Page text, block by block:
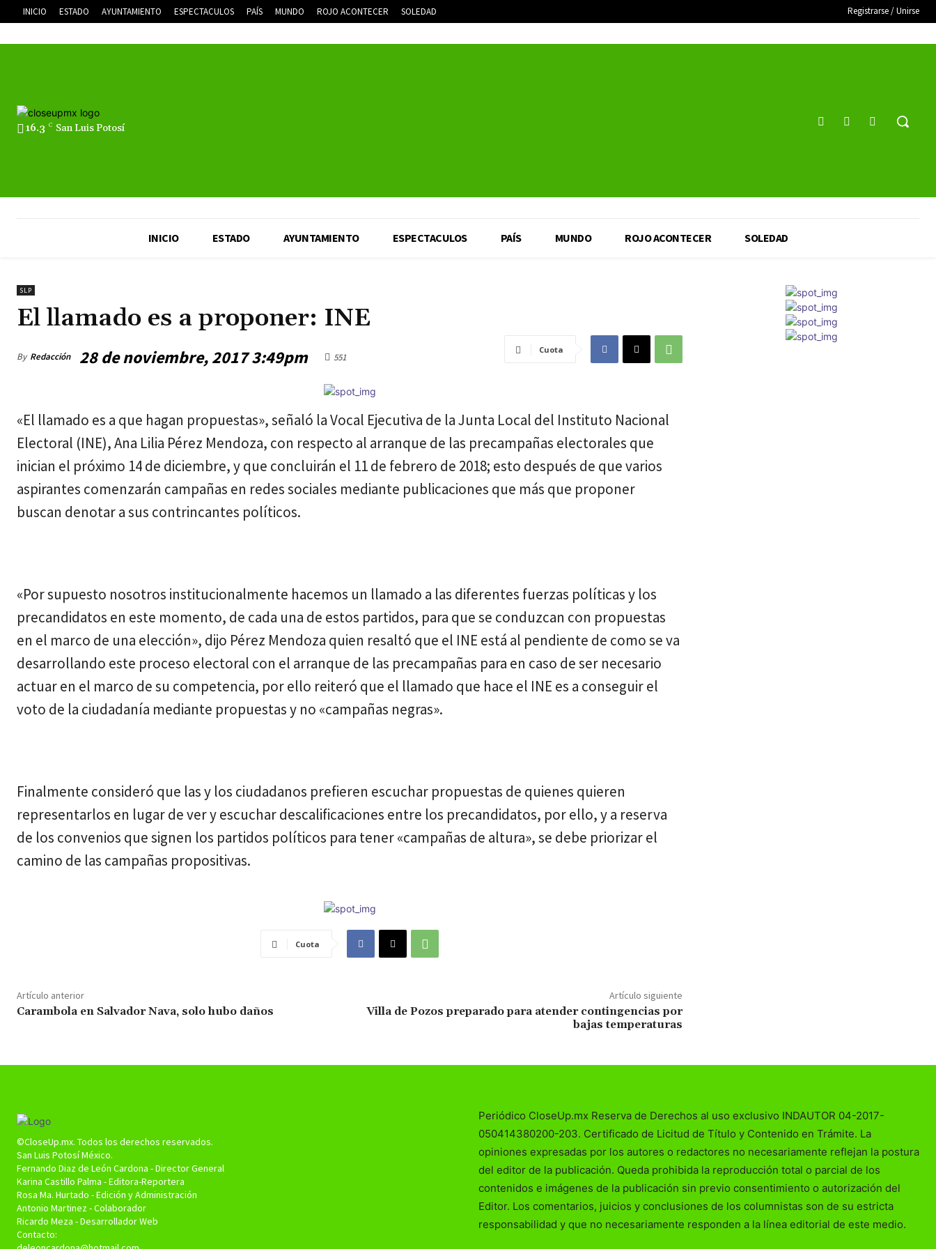
INICIO ESTADO AYUNTAMIENTO ESPECTACULOS PAÍS MUNDO ROJO ACONTECER SOLEDAD Registrarse / Unirse
16.3 C San Luis Potosí
INICIO ESTADO AYUNTAMIENTO ESPECTACULOS PAÍS MUNDO ROJO ACONTECER SOLEDAD
SLP
El llamado es a proponer: INE
By Redacción 28 de noviembre, 2017 3:49pm 551
Cuota
«El llamado es a que hagan propuestas», señaló la Vocal Ejecutiva de la Junta Local del Instituto Nacional
Electoral (INE), Ana Lilia Pérez Mendoza, con respecto al arranque de las precampañas electorales que
inician el próximo 14 de diciembre, y que concluirán el 11 de febrero de 2018; esto después de que varios
aspirantes comenzarán campañas en redes sociales mediante publicaciones que más que proponer
buscan denotar a sus contrincantes políticos.
«Por supuesto nosotros institucionalmente hacemos un llamado a las diferentes fuerzas políticas y los
precandidatos en este momento, de cada una de estos partidos, para que se conduzcan con propuestas
en el marco de una elección», dijo Pérez Mendoza quien resaltó que el INE está al pendiente de como se va
desarrollando este proceso electoral con el arranque de las precampañas para en caso de ser necesario
actuar en el marco de su competencia, por ello reiteró que el llamado que hace el INE es a conseguir el
voto de la ciudadanía mediante propuestas y no «campañas negras».
Finalmente consideró que las y los ciudadanos prefieren escuchar propuestas de quienes quieren
representarlos en lugar de ver y escuchar descalificaciones entre los precandidatos, por ello, y a reserva
de los convenios que signen los partidos políticos para tener «campañas de altura», se debe priorizar el
camino de las campañas propositivas.
Cuota
Artículo anterior
Carambola en Salvador Nava, solo hubo daños
Artículo siguiente
Villa de Pozos preparado para atender contingencias por
bajas temperaturas
©CloseUp.mx. Todos los derechos reservados.
San Luis Potosí México.
Fernando Diaz de León Cardona - Director General
Karina Castillo Palma - Editora-Reportera
Rosa Ma. Hurtado - Edición y Administración
Antonio Martinez - Colaborador
Ricardo Meza - Desarrollador Web
Contacto:
Periódico CloseUp.mx Reserva de Derechos al uso exclusivo INDAUTOR 04-2017-
050414380200-203. Certificado de Licitud de Título y Contenido en Trámite. La
opiniones expresadas por los autores o redactores no necesariamente reflejan la postura
del editor de la publicación. Queda prohibida la reproducción total o parcial de los
contenidos e imágenes de la publicación sin previo consentimiento o autorización del
Editor. Los comentarios, juicios y conclusiones de los columnistas son de su estricta
responsabilidad y que no necesariamente responden a la línea editorial de este medio.